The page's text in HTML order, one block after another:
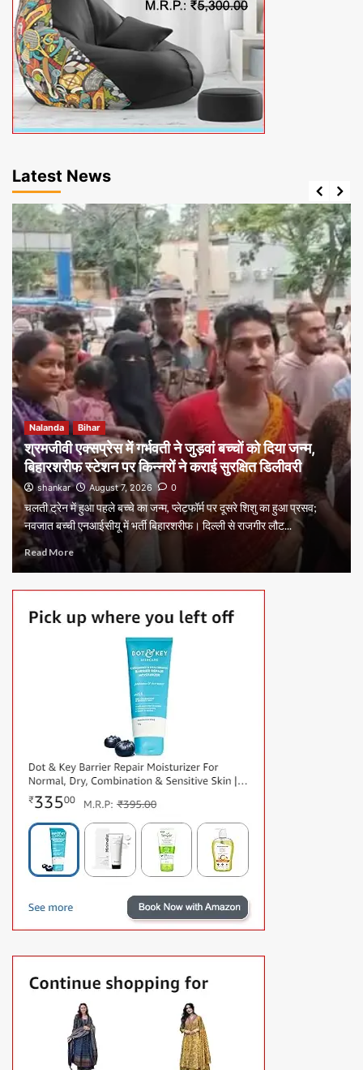
Latest News
Nalanda Bihar
श्रमजीवी एक्सप्रेस में गर्भवती ने जुड़वां बच्चों को दिया जन्म,
बिहारशरीफ स्टेशन पर किन्नरों ने कराई सुरक्षित डिलीवरी
shankar August 7, 2026 0
चलती ट्रेन में हुआ पहले बच्चे का जन्म, प्लेटफॉर्म पर दूसरे शिशु का हुआ प्रसव;
नवजात बच्ची एनआईसीयू में भर्ती बिहारशरीफ। दिल्ली से राजगीर लौट...
Read More